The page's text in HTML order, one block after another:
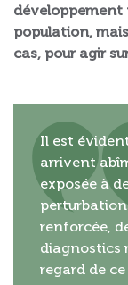
développement
population,
cas, pour agir
Il est
arrivent
exposée à
renforcée,
diagnostics
regard de